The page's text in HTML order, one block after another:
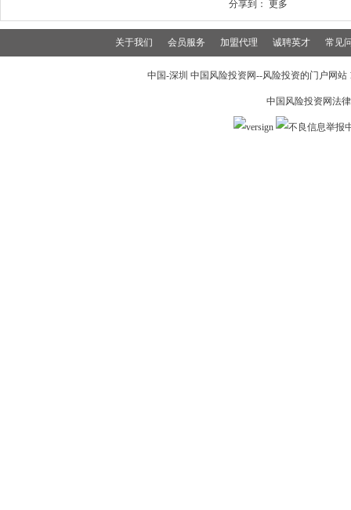
分享到： 更多
关于我们 会员服务 加盟代理 诚聘英才 常见
中国-深圳 中国风险投资网--风险投资的门户网
中国风险投资网法